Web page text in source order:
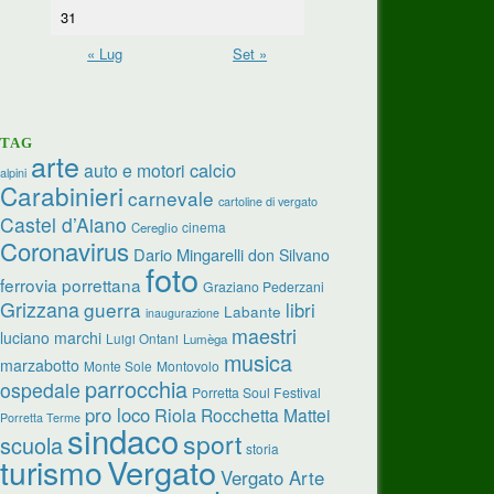
31
« Lug
Set »
TAG
alpini arte auto e motori calcio
Carabinieri carnevale cartoline di vergato
Castel d’Aiano Cereglio cinema
Coronavirus Dario Mingarelli don Silvano
ferrovia porrettana foto Graziano Pederzani
Grizzanaguerra inaugurazione Labante libri
luciano marchi Luigi Ontani Lumèga maestri
marzabotto Monte Sole Montovolo musica
ospedale parrocchia Porretta Soul Festival
Porretta Terme pro loco Riola Rocchetta Mattei
scuolasindacosport storia
turismoVergato Vergato Arte